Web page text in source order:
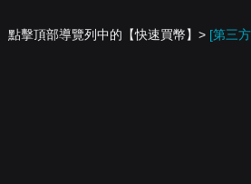
點擊頂部導覽列中的【快速買幣】> [第三